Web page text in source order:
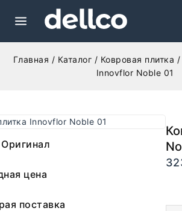
Главная / Каталог / Ковровая плитка /
Innovflor Noble 01
цена
поставка
В